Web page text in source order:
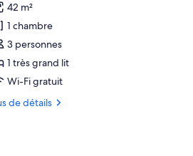
:
42 m²
1 chambre
3 personnes
1 très grand lit
Wi-Fi gratuit
de détails